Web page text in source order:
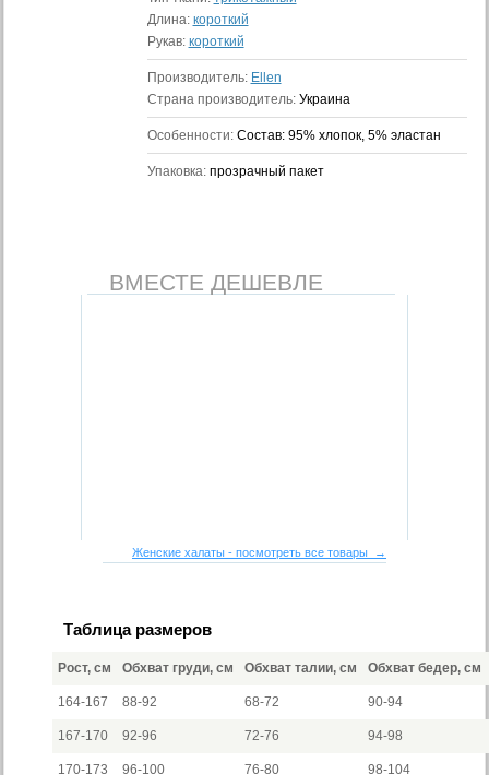
Длина: короткий
Рукав: короткий
Производитель: Ellen
Страна производитель: Украина
Особенности: Состав: 95% хлопок, 5% эластан
Упаковка: прозрачный пакет
ВМЕСТЕ ДЕШЕВЛЕ
Женские халаты - посмотреть все товары →
Таблица размеров
Рост, см Обхват груди, см Обхват талии, см Обхват бедер, см
164-167 88-92 68-72 90-94
167-170 92-96 72-76 94-98
170-173 96-100 76-80 98-104